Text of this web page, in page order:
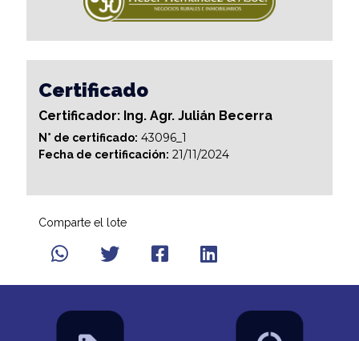
Certificado
Certificador: Ing. Agr. Julián Becerra
N° de certificado: 43096_1
Fecha de certificación: 21/11/2024
Comparte el lote